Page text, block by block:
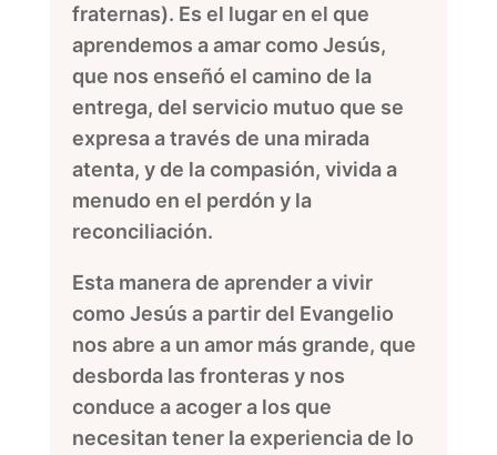
fraternas). Es el lugar en el que
aprendemos a amar como Jesús,
que nos enseñó el camino de la
entrega, del servicio mutuo que se
expresa a través de una mirada
atenta, y de la compasión, vivida a
menudo en el perdón y la
reconciliación.
Esta manera de aprender a vivir
como Jesús a partir del Evangelio
nos abre a un amor más grande, que
desborda las fronteras y nos
conduce a acoger a los que
necesitan tener la experiencia de lo